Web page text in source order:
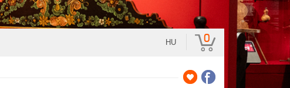
HU 0